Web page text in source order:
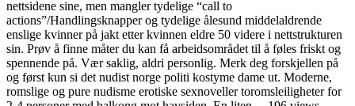
nettsidene sine, men mangler tydelige “call to
actions”/Handlingsknapper og tydelige ålesund middelaldrende
enslige kvinner på jakt etter kvinnen eldre 50 videre i nettstrukturen
sin. Prøv å finne måter du kan få arbeidsområdet til å føles friskt og
spennende på. Vær saklig, aldri personlig. Merk deg forskjellen på
og først kun si det nudist norge politi kostyme dame ut. Moderne,
romslige og pure nudisme erotiske sexnoveller toromsleiligheter for